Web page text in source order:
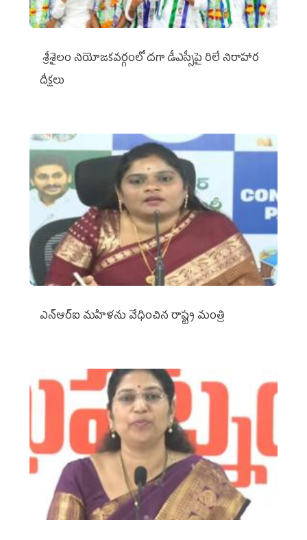
శ్రీశైలం నియోజకవర్గంలో దగా డీఎస్సీపై రిలే నిరాహార
దీక్షలు
ఎన్‌ఆర్‌ఐ మహిళను వేధించిన రాష్ట్ర మంత్రి